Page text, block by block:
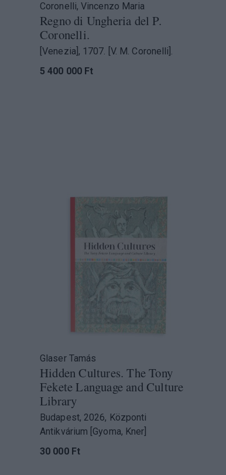
Coronelli, Vincenzo Maria
Regno di Ungheria del P.
Coronelli.
[Venezia], 1707. [V. M. Coronelli].
5 400 000 Ft
Glaser Tamás
Hidden Cultures. The Tony
Fekete Language and Culture
Library
Budapest, 2026, Központi
Antikvárium [Gyoma, Kner]
30 000 Ft